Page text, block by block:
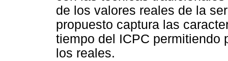
de los valores reales de la
propuesto captura las
tiempo del ICPC permitiendo
los reales.